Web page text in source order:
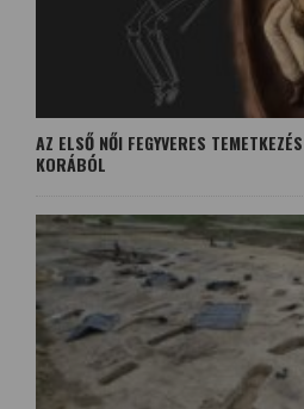
AZ ELSŐ NŐI FEGYVERES
KORÁBÓL